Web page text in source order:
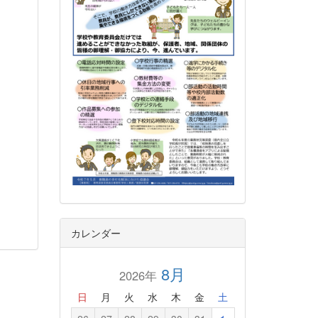
カレンダー
2026年 8月
日 月 火 水 木 金 土